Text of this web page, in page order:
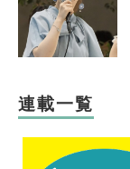
連載一覧